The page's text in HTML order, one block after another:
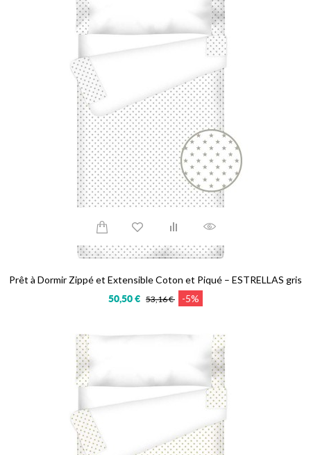
Prêt à Dormir Zippé et Extensible Coton et Piqué – ESTRELLAS gris
50,50 € 53,16 € -5%